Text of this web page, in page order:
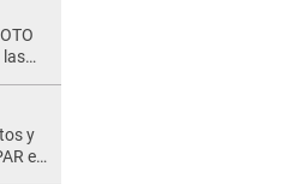
las
y
en